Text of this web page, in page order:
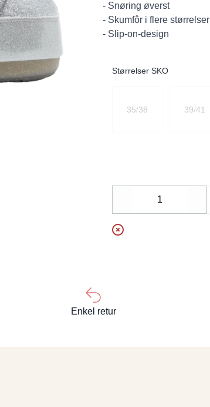
- Snøring øverst
- Skumfôr i flere størrelser
- Slip-on-design
Størrelser SKO
35/38 39/41
Decrease
Enkel retur